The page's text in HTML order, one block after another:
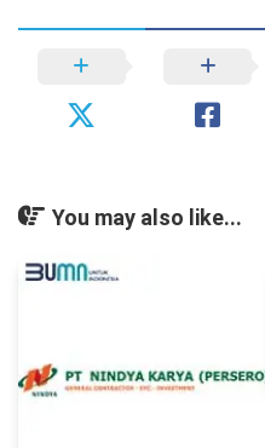
You may also like...